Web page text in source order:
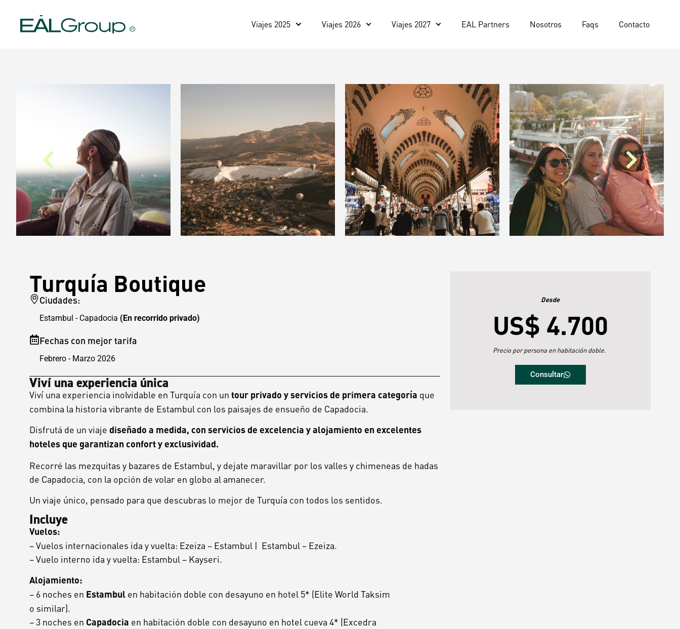
Viajes 2025 Viajes 2026 Viajes 2027 EAL Partners Nosotros Faqs Contacto
Turquía Boutique
Ciudades:
Estambul - Capadocia (En recorrido privado)
Fechas con mejor tarifa
Febrero - Marzo 2026
Viví una experiencia única
Viví una experiencia inolvidable en Turquía con un tour privado y servicios de primera categoría que
combina la historia vibrante de Estambul con los paisajes de ensueño de Capadocia.
Disfrutá de un viaje diseñado a medida, con servicios de excelencia y alojamiento en excelentes
hoteles que garantizan confort y exclusividad.
Recorré las mezquitas y bazares de Estambul, y dejate maravillar por los valles y chimeneas de hadas
de Capadocia, con la opción de volar en globo al amanecer.
Un viaje único, pensado para que descubras lo mejor de Turquía con todos los sentidos.
Incluye
Vuelos:
–Vuelos internacionales ida yvuelta: Ezeiza – Estambul | Estambul – Ezeiza.
–Vuelo interno ida yvuelta: Estambul – Kayseri.
Alojamiento:
– 6 noches en Estambul en habitación doble con desayuno en hotel 5* (Elite World Taksim
o similar).
– 3 noches en Capadocia en habitación doble con desayuno en hotel cueva 4* (Excedra
Desde
US$ 4.700
Precio por persona en habitación doble.
Consultar